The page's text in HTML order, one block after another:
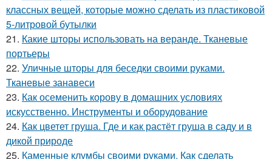
классных вещей, которые можно сделать из пластиковой
5-литровой бутылки
21. Какие шторы использовать на веранде. Тканевые
портьеры
22. Уличные шторы для беседки своими руками.
Тканевые занавеси
23. Как осеменить корову в домашних условиях
искусственно. Инструменты и оборудование
24. Как цветет груша. Где и как растёт груша в саду и в
дикой природе
25. Каменные клумбы своими руками. Как сделать